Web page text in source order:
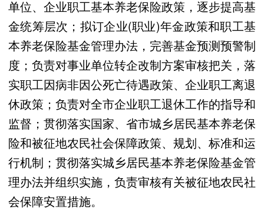
单位、企业职工基本养老保险政策，逐步提高基
金统筹层次；拟订企业(职业)年金政策和职工基
本养老保险基金管理办法，完善基金预测预警制
度；负责对事业单位转企改制方案审核把关，落
实职工因病非因公死亡待遇政策、企业职工离退
休政策；负责对全市企业职工退休工作的指导和
监督；贯彻落实国家、省市城乡居民基本养老保
险和被征地农民社会保障政策、规划、标准和运
行机制；贯彻落实城乡居民基本养老保险基金管
理办法并组织实施，负责审核有关被征地农民社
会保障安置措施。